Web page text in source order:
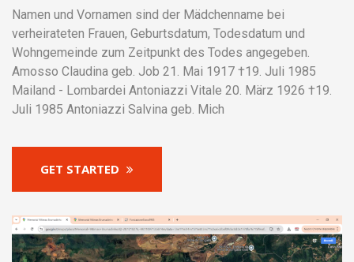
Namen und Vornamen sind der Mädchenname bei
verheirateten Frauen, Geburtsdatum, Todesdatum und
Wohngemeinde zum Zeitpunkt des Todes angegeben.
Amosso Claudina geb. Job 21. Mai 1917 †19. Juli 1985
Mailand - Lombardei Antoniazzi Vitale 20. März 1926 †19.
Juli 1985 Antoniazzi Salvina geb. Mich
GET STARTED